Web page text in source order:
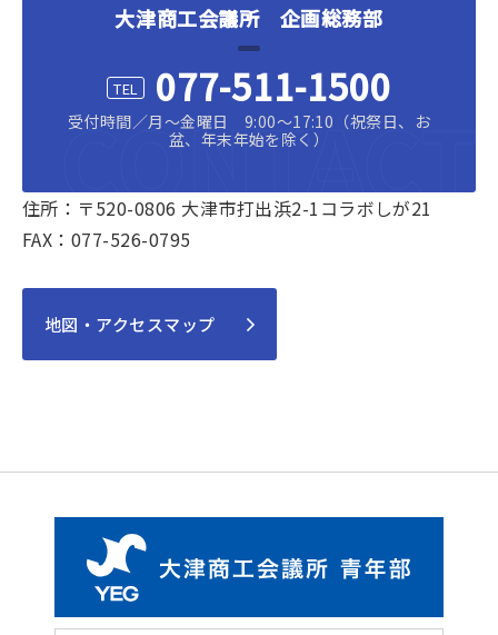
大津商工会議所 企画総務部
077-511-1500
受付時間／月～金曜日 9:00〜17:10（祝祭日、お
盆、年末年始を除く）
CONTACT
住所：〒520-0806 大津市打出浜2-1コラボしが21
FAX：077-526-0795
地図・アクセスマップ